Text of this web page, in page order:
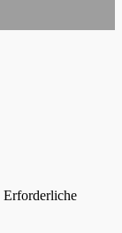
Erforderliche